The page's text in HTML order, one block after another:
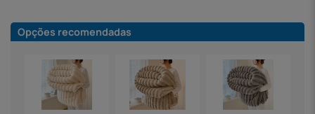
Opções recomendadas